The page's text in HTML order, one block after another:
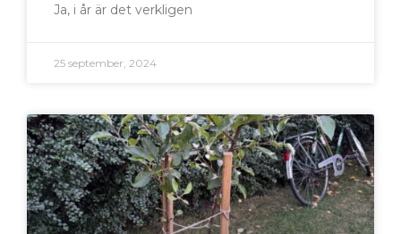
Ja, i år är det verkligen
25 september, 2024